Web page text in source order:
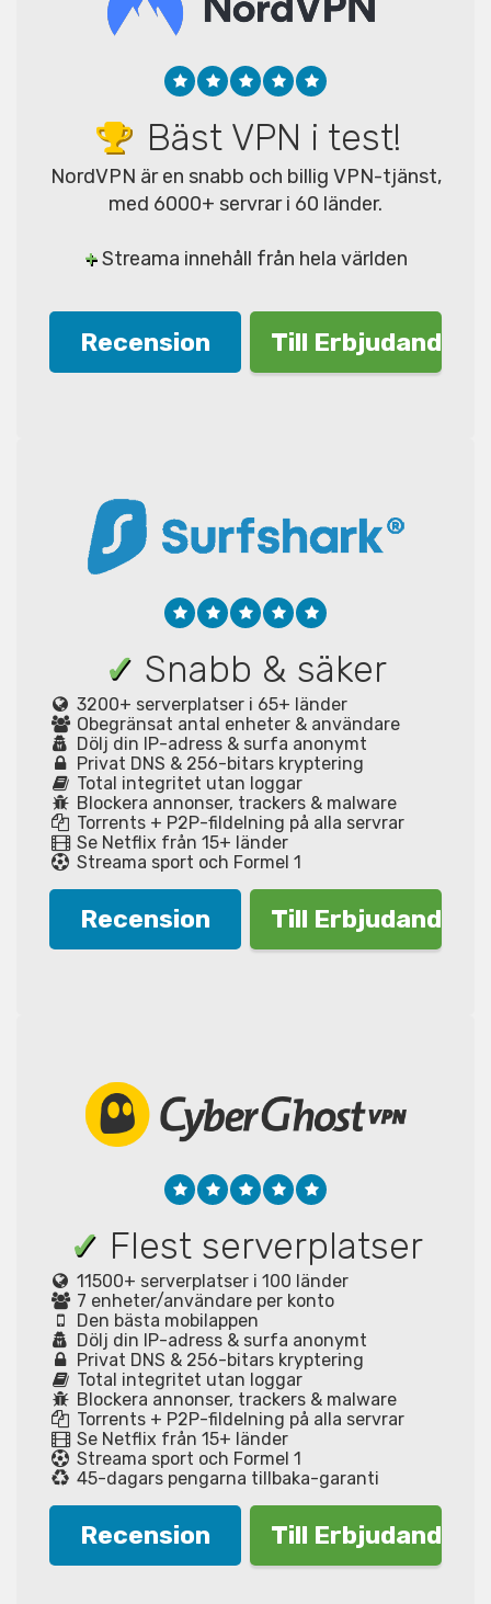
Bäst VPN i test!
NordVPN är en snabb och billig VPN-tjänst,
med 6000+ servrar i 60 länder.
+Streama innehåll från hela världen
Recension Till Erbjudande!
✓ Snabb & säker
3200+ serverplatser i 65+ länder
Obegränsat antal enheter & användare
Dölj din IP-adress & surfa anonymt
Privat DNS & 256-bitars kryptering
Total integritet utan loggar
Blockera annonser, trackers & malware
Torrents + P2P-fildelning på alla servrar
Se Netflix från 15+ länder
Streama sport och Formel 1
Recension Till Erbjudande!
✓ Flest serverplatser
11500+ serverplatser i 100 länder
7 enheter/användare per konto
Den bästa mobilappen
Dölj din IP-adress & surfa anonymt
Privat DNS & 256-bitars kryptering
Total integritet utan loggar
Blockera annonser, trackers & malware
Torrents + P2P-fildelning på alla servrar
Se Netflix från 15+ länder
Streama sport och Formel 1
45-dagars pengarna tillbaka-garanti
Recension Till Erbjudande!